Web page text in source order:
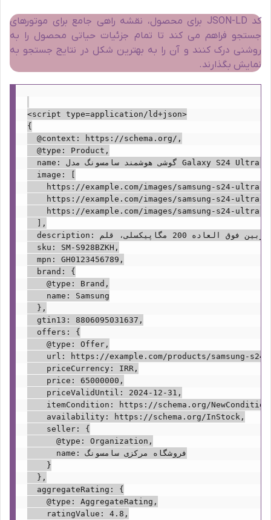
کد JSON-LD برای محصول، نقشه راهی جامع برای موتورهای
جستجو فراهم می کند تا تمام جزئیات حیاتی محصول را به
روشنی درک کنند و آن را به بهترین شکل در نتایج جستجو به
نمایش بگذارند.
<script type=application/ld+json>
{
  @context: https://schema.org/,
  @type: Product,
  name: گوشی هوشمند سامسونگ مدل Galaxy S24 Ultra,
  image: [
https://example.com/images/samsung-s24-ultra-
https://example.com/images/samsung-s24-ultra-
https://example.com/images/samsung-s24-ultra-
  ],
  description: جدیدترین گوشی هوشمند پرچمدار سامسونگ با دوربین فوق العاده 200 مگاپیکسلی، قلم S-Pen داخلی و پردازنده قدرتمند Snapdragon 8 Gen 3.,
  sku: SM-S928BZKH,
  mpn: GH0123456789,
  brand: {
    @type: Brand,
    name: Samsung
  },
  gtin13: 8806095031637,
  offers: {
    @type: Offer,
url: https://example.com/products/samsung-s24-
    priceCurrency: IRR,
    price: 65000000,
    priceValidUntil: 2024-12-31,
itemCondition: https://schema.org/
    availability: https://schema.org/InStock,
    seller: {
      @type: Organization,
      name: فروشگاه مرکزی سامسونگ
    }
  },
  aggregateRating: {
    @type: AggregateRating,
    ratingValue: 4.8,